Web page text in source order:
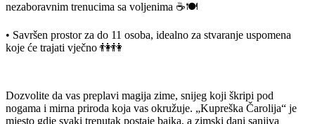
nezaboravnim trenucima sa voljenima ☕🍽
• Savršen prostor za do 11 osoba, idealno za stvaranje uspomena
koje će trajati vječno 👫👫
Dozvolite da vas preplavi magija zime, snijeg koji škripi pod
nogama i mirna priroda koja vas okružuje. „Kupreška Čarolija“ je
mjesto gdje svaki trenutak postaje bajka, a zimski dani sanjiva